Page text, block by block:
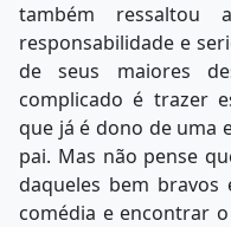
também
responsabilidade e
de seus maiores
complicado é trazer
que já é dono de uma
pai. Mas não pense
daqueles bem bravos
comédia e encontrar